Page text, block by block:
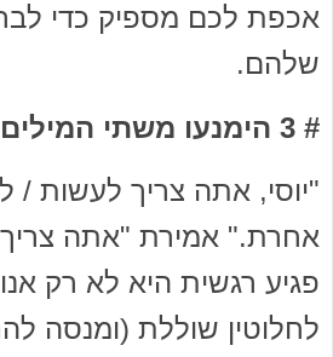
אכפת לכם מספיק כדי
שלהם.
# 3 הימנעו משתי המילים האלה
"יוסי, אתה צריך לעשות /
אחרת." אמירת "אתה
פגיע רגשית היא לא רק
לחלוטין שוללת (ומנסה